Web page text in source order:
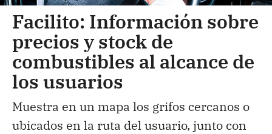
Facilito: Información sobre
precios y stock de
combustibles al alcance de
los usuarios
Muestra en un mapa los grifos cercanos o
ubicados en la ruta del usuario, junto con